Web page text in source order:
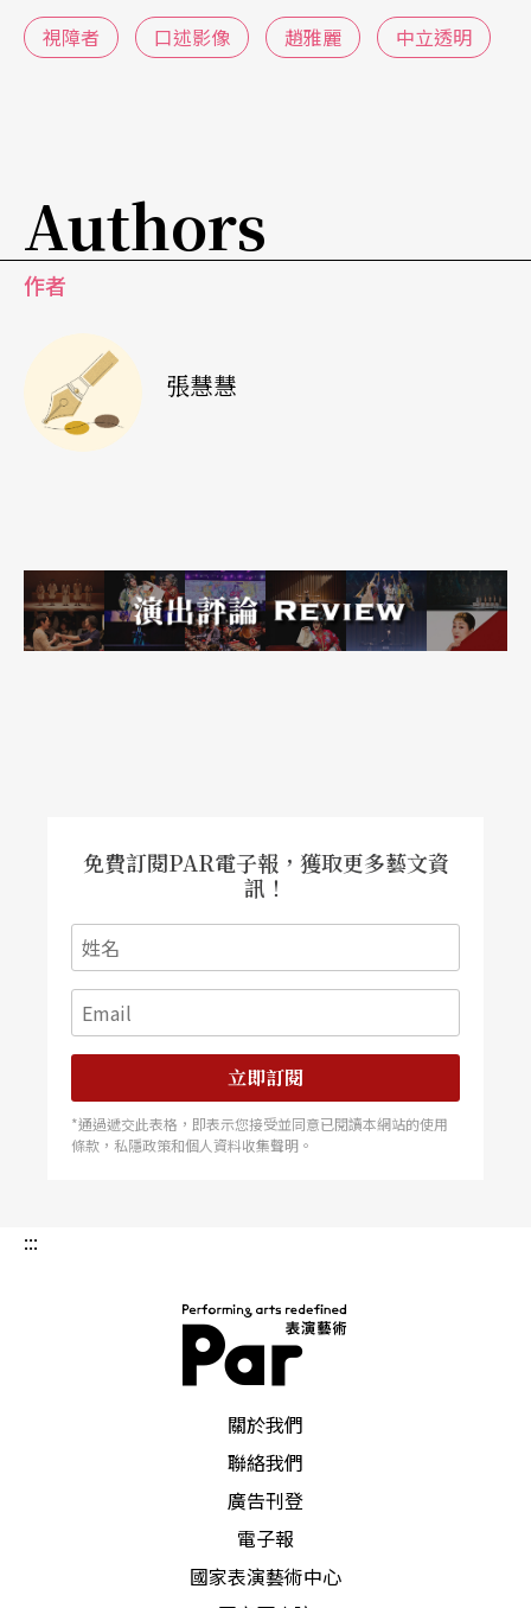
兩者間的關係從未確定。」
中15新北市紀錄片放映院「聽．視界電影院」電影
口述師，她分析配音與口述影像的差異是前者成為
劇中角色的聲音，後者則是傳達「當影像沒有人
物、環境、音效的聲音的輔助，視障者缺乏足夠的
資訊時，我們如何去補足。」
「意義」該如何補足。她提問：「視障者缺了視
覺，實際上是缺了什麼？」視障者沒有看見什麼，
是首要之處；又或者，當形容一個人「非常美」，
也是不甚精確的表述，該如何表達「非常」所代表
的意義與其所呈現的視覺感受，則是口述影像的技
術了。
細膩手工 但有規範與邊界的「再創作」
這技術無疑是相當細膩的手工活，有幾個訊息傳達
的基本功課準備過程冗長，通常會耗費片長十倍以
上的時間，來回反覆確認片中影像片段是常態，以
用上一萬字的口述稿，外語片必須兼翻譯劇中人物
的台詞，則是兩萬字。曾允凡笑說，因為是現場口
述，厚厚一疊的文稿上，還必須註明「此處有時間
視障者 口述影像 趙雅麗 中立透明
Authors
作者
張慧慧
免費訂閱PAR電子報，獲取更多藝文資
訊！
立即訂閱
*通過遞交此表格，即表示您接受並同意已閱讀本網站的使用
條款，私隱政策和個人資料收集聲明。
:::
關於我們
聯絡我們
廣告刊登
電子報
國家表演藝術中心